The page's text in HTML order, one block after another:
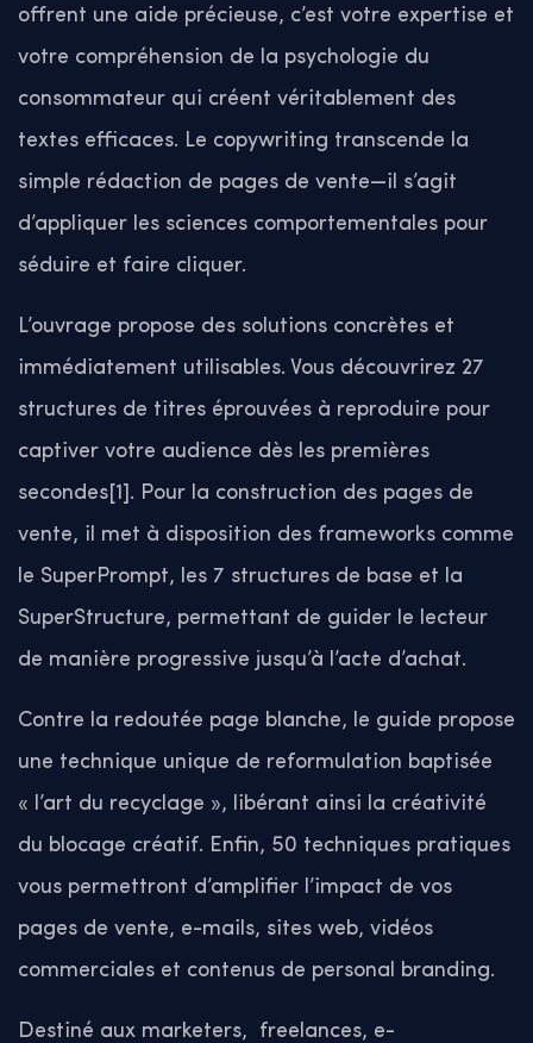
offrent une aide précieuse, c’est votre expertise et
votre compréhension de la psychologie du
consommateur qui créent véritablement des
textes efficaces. Le copywriting transcende la
simple rédaction de pages de vente—il s’agit
d’appliquer les sciences comportementales pour
séduire et faire cliquer.
L’ouvrage propose des solutions concrètes et
immédiatement utilisables. Vous découvrirez 27
structures de titres éprouvées à reproduire pour
captiver votre audience dès les premières
secondes[1]. Pour la construction des pages de
vente, il met à disposition des frameworks comme
le SuperPrompt, les 7 structures de base et la
SuperStructure, permettant de guider le lecteur
de manière progressive jusqu’à l’acte d’achat.
Contre la redoutée page blanche, le guide propose
une technique unique de reformulation baptisée
« l’art du recyclage », libérant ainsi la créativité
du blocage créatif. Enfin, 50 techniques pratiques
vous permettront d’amplifier l’impact de vos
pages de vente, e-mails, sites web, vidéos
commerciales et contenus de personal branding.
Destiné aux marketers, freelances, e-